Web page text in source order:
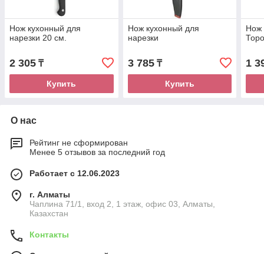
Нож кухонный для
нарезки 20 см.
2 305 ₸
Купить
Нож кухонный для
нарезки
3 785₸
Купить
Нож
1
О нас
Рейтинг не сформирован
Менее 5 отзывов за последний год
Работает с 12.06.2023
г. Алматы
Чаплина 71/1, вход 2, 1 этаж, офис 03, Алматы,
Казахстан
Контакты